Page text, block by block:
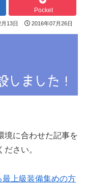
Pocket
13日 2016年07月26日
境に合わせた記事を
さい。
最上級装備集めの方